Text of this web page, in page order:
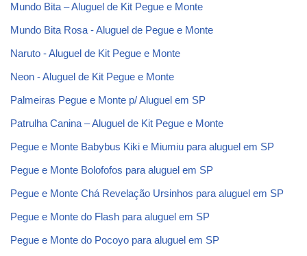
Mundo Bita – Aluguel de Kit Pegue e Monte
Mundo Bita Rosa - Aluguel de Pegue e Monte
Naruto - Aluguel de Kit Pegue e Monte
Neon - Aluguel de Kit Pegue e Monte
Palmeiras Pegue e Monte p/ Aluguel em SP
Patrulha Canina – Aluguel de Kit Pegue e Monte
Pegue e Monte Babybus Kiki e Miumiu para aluguel em SP
Pegue e Monte Bolofofos para aluguel em SP
Pegue e Monte Chá Revelação Ursinhos para aluguel em SP
Pegue e Monte do Flash para aluguel em SP
Pegue e Monte do Pocoyo para aluguel em SP